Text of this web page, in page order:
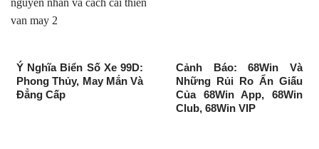
Ý Nghĩa Biển Số Xe 99D:
Phong Thủy, May Mắn Và
Đẳng Cấp
Cảnh Báo: 68Win Và
Những Rủi Ro Ẩn Giấu
Của 68Win App, 68Win
Club, 68Win VIP